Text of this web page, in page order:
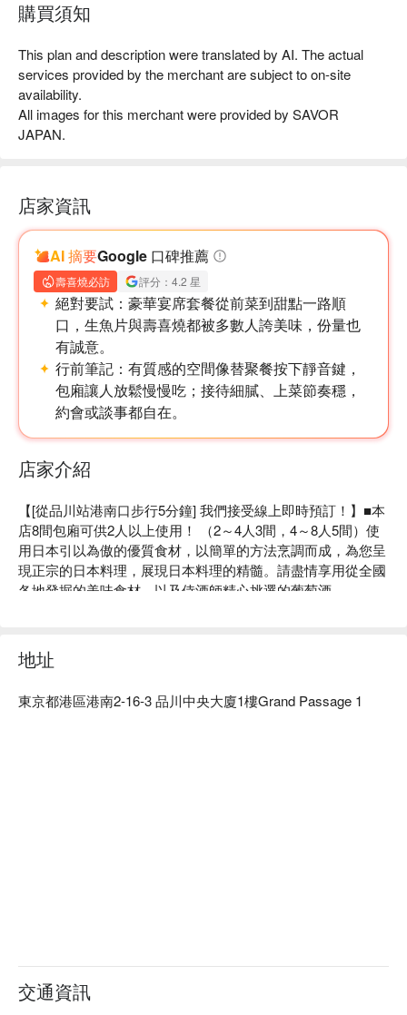
購買須知
This plan and description were translated by AI. The actual
services provided by the merchant are subject to on-site
availability.
All images for this merchant were provided by SAVOR
JAPAN.
店家資訊
AI 摘要Google 口碑推薦
壽喜燒必訪 評分：4.2 星
絕對要試： 豪華宴席套餐從前菜到甜點一路順
口，生魚片與壽喜燒都被多數人誇美味，份量也
有誠意。
行前筆記： 有質感的空間像替聚餐按下靜音鍵，
包廂讓人放鬆慢慢吃；接待細膩、上菜節奏穩，
約會或談事都自在。
店家介紹
【[從品川站港南口步行5分鐘] 我們接受線上即時預訂！】■本
店8間包廂可供2人以上使用！ （2～4人3間，4～8人5間）使
用日本引以為傲的優質食材，以簡單的方法烹調而成，為您呈
現正宗的日本料理，展現日本料理的精髓。請盡情享用從全國
各地發掘的美味食材，以及侍酒師精心挑選的葡萄酒。
地址
東京都港區港南2-16-3 品川中央大廈1樓Grand Passage 1
交通資訊